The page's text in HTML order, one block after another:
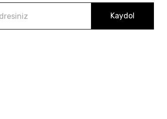
Kaydol